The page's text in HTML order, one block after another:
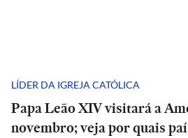
LÍDER DA IGREJA CATÓLICA
Papa Leão XIV visitará a
novembro; veja por quais